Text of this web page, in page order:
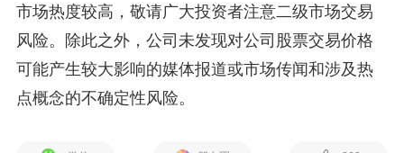
市场热度较高，敬请广大投资者注意二级市场交易
风险。除此之外，公司未发现对公司股票交易价格
可能产生较大影响的媒体报道或市场传闻和涉及热
点概念的不确定性风险。